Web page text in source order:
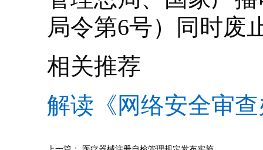
局令第6号）同时废
相关推荐
解读《网络安全审